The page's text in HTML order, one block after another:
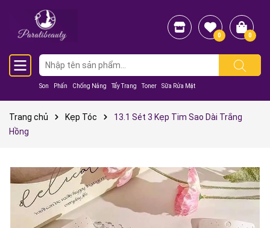
Son Phấn Chống Nắng Tẩy Trang Toner Sữa Rửa Mặt
0 0
Trang chủ Kẹp Tóc
13.1 Sét 3 Kẹp Tim Sao Dài Trắng
Hồng